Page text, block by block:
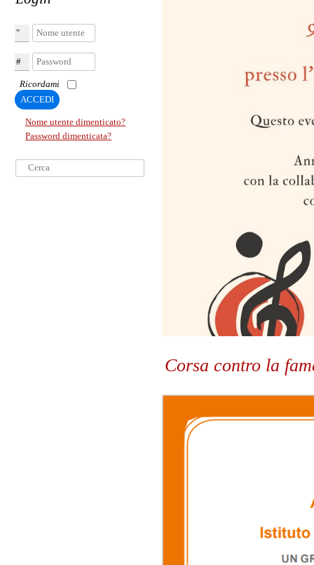
Nome utente
Password
Ricordami
ACCEDI
Nome utente dimenticato?
Password dimenticata?
Cerca...
Corsa contro la